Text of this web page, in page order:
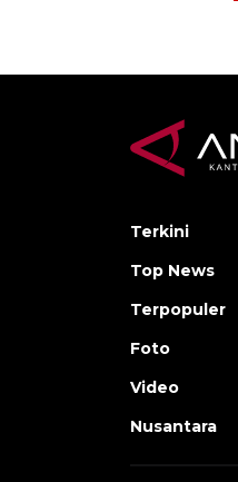
Terkini
Top News
Terpopuler
Foto
Video
Nusantara